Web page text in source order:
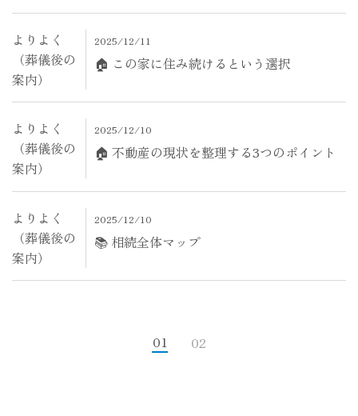
よりよく
（葬儀後の
案内）
2025/12/11
🏠 この家に住み続けるという選択
よりよく
（葬儀後の
案内）
2025/12/10
🏠 不動産の現状を整理する3つのポイント
よりよく
（葬儀後の
案内）
2025/12/10
📚 相続全体マップ
01 02